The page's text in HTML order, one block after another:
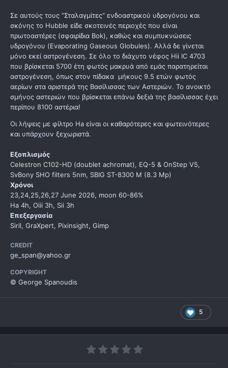
Σε αυτούς τους “Σταλαγμίτες” ενδοαστρικού υδρογόνου και
σκόνης το Hubble είδε σκοτεινές περιοχές που είναι
πρωτοαστέρες (σφαιρίδια Bok), καθώς και συμπυκνώσεις
υδρογόνου (Evaporating Gaseous Globules). Αλλά δε γίνεται
μόνο εκεί αστρογένεση. Σε όλο το διάχυτο νέφος Hii IC 4703
που βρίσκεται 5700 έτη φωτός μακρυά από εμάς παρατηρείται
αστρογένεση, όπως στον πίδακα μήκους 9.5 ετών φωτός
αερίων στα αριστερά της Βασίλισσας των Αστεριών. Το ανοικτό
σμήνος αστεριών που βρίσκεται επάνω δεξιά της βασίλισσας έχει
περίπου 8100 αστέρια!
Οι λήψεις με φίλτρο Ha είναι οι καθαρότερες και φωτεινότερες
και υπάρχουν ξεχωριστά.
Εξοπλισμός
Celestron C102-HD (doublet achromat), EQ-5 & OnStep V5,
SvBony SHO filters 5nm, SBIG ST-8300 M (8.3 Mp)
Χρόνοι
23,24,25,26,27 June 2026, moon 60-86%
Ha 4h, Oiii 3h, Sii 3h
Επεξεργασία
Siril, GraXpert, Pixinsight, Gimp
CREDIT
ge_span@yahoo.gr
COPYRIGHT
© George Spanoudis
5